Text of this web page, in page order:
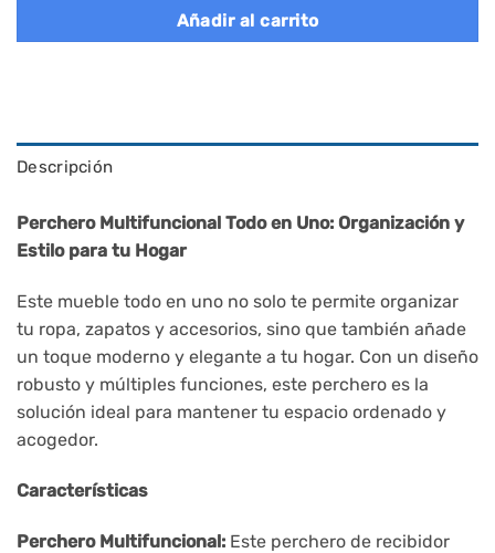
Añadir al carrito
Descripción
Perchero Multifuncional Todo en Uno: Organización y
Estilo para tu Hogar
Este mueble todo en uno no solo te permite organizar
tu ropa, zapatos y accesorios, sino que también añade
un toque moderno y elegante a tu hogar. Con un diseño
robusto y múltiples funciones, este perchero es la
solución ideal para mantener tu espacio ordenado y
acogedor.
Características
Perchero Multifuncional: Este perchero de recibidor